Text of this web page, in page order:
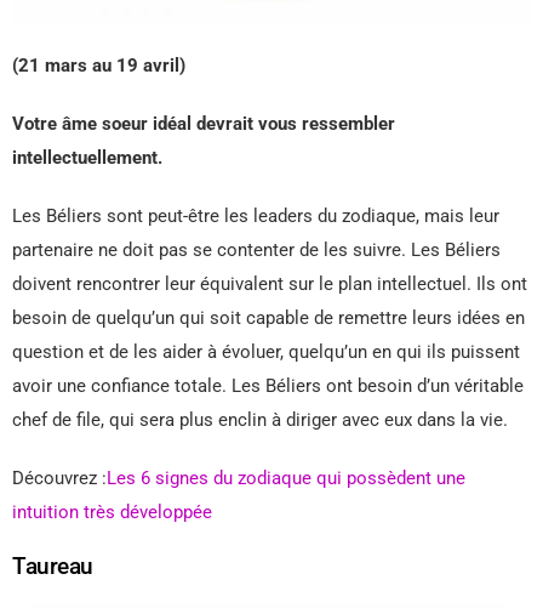
(21 mars au 19 avril)
Votre âme soeur idéal devrait vous ressembler
intellectuellement.
Les Béliers sont peut-être les leaders du zodiaque, mais leur
partenaire ne doit pas se contenter de les suivre. Les Béliers
doivent rencontrer leur équivalent sur le plan intellectuel. Ils ont
besoin de quelqu’un qui soit capable de remettre leurs idées en
question et de les aider à évoluer, quelqu’un en qui ils puissent
avoir une confiance totale. Les Béliers ont besoin d’un véritable
chef de file, qui sera plus enclin à diriger avec eux dans la vie.
Découvrez :Les 6 signes du zodiaque qui possèdent une
intuition très développée
Taureau